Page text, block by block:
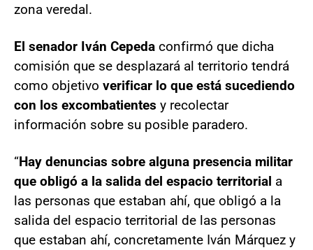
zona veredal.
El senador Iván Cepeda confirmó que dicha
comisión que se desplazará al territorio tendrá
como objetivo verificar lo que está sucediendo
con los excombatientes y recolectar
información sobre su posible paradero.
“Hay denuncias sobre alguna presencia militar
que obligó a la salida del espacio territorial a
las personas que estaban ahí, que obligó a la
salida del espacio territorial de las personas
que estaban ahí, concretamente Iván Márquez y